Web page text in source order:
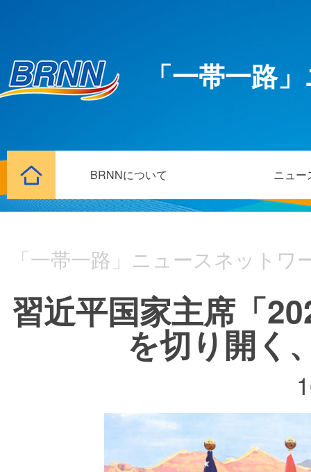
「一帯一路
BRNNについて ニュー
「一帯一路」ニュースネットワ
習近平国家主席「
を切り開く